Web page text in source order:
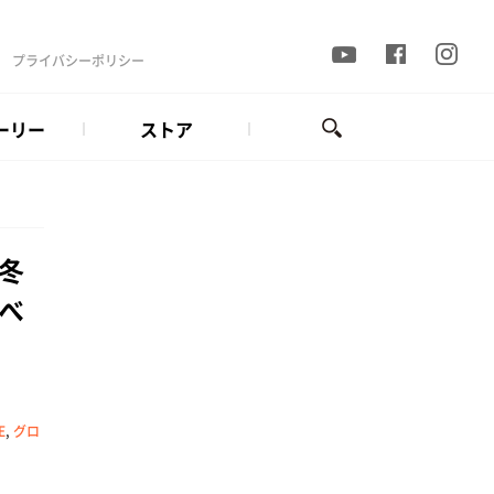
プライバシーポリシー
リー ストア
, グロ